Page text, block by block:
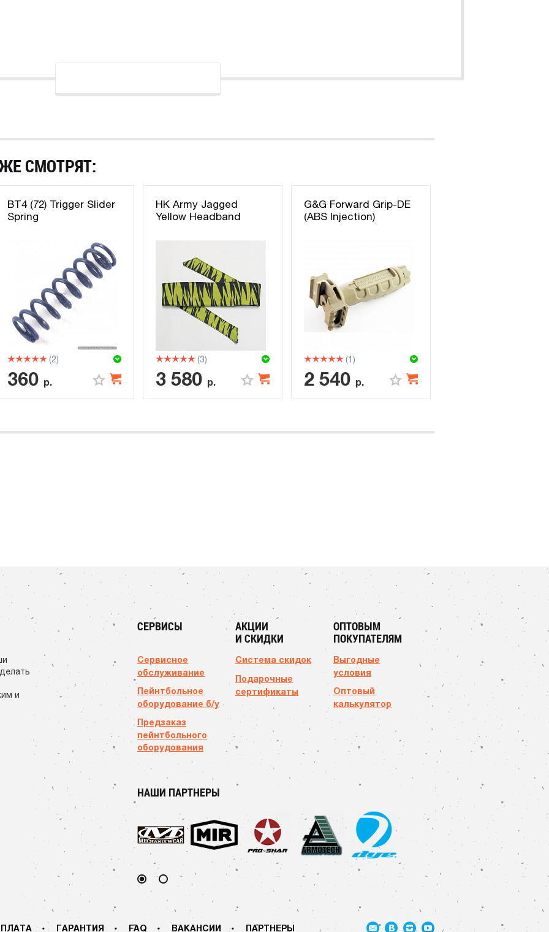
СМОТРЯТ:
BT4 (72) Trigger Slider
Spring
(2)
360 р.
HK Army Jagged
Yellow Headband
(3)
3 580 р.
G&G Forward Grip-DE
(ABS Injection)
(1)
2 540 р.
СЕРВИСЫ
Сервисное
обслуживание
Пейнтбольное
оборудование б/у
Предзаказ
пейнтбольного
оборудования
АКЦИИ
И СКИДКИ
Система скидок
Подарочные
сертификаты
ОПТОВЫМ
ПОКУПАТЕЛЯМ
Выгодные
условия
Оптовый
калькулятор
и
НАШИ ПАРТНЕРЫ
ГАРАНТИЯ FAQ ВАКАНСИИ ПАРТНЕРЫ